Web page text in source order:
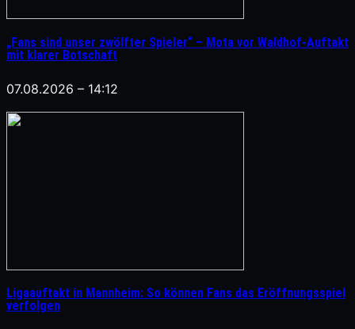
„Fans sind unser zwölfter Spieler“ – Mota vor Waldhof-Auftakt
mit klarer Botschaft
07.08.2026 – 14:12
Ligaauftakt in Mannheim: So können Fans das Eröffnungsspiel
verfolgen